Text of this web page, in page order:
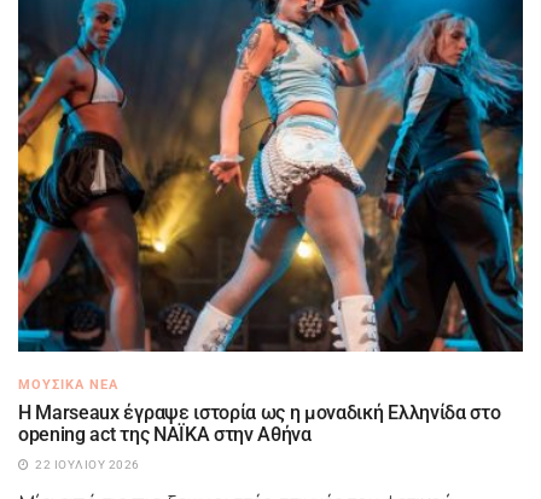
ΜΟΥΣΙΚΆ ΝΈΑ
H Marseaux έγραψε ιστορία ως η μοναδική Ελληνίδα στο
opening act της NAÏKA στην Αθήνα
22 ΙΟΥΛΊΟΥ 2026